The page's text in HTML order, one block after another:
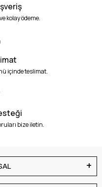
kolay ödeme.
içinde teslimat.
bize iletin.